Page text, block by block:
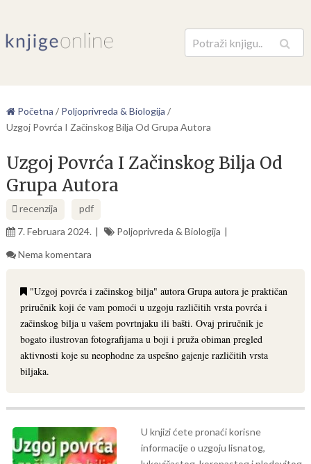
Pretraga
Početna / Poljoprivreda & Biologija /
Uzgoj Povrća I Začinskog Bilja Od Grupa Autora
Uzgoj Povrća I Začinskog Bilja Od
Grupa Autora
recenzija
pdf
7. Februara 2024.
Poljoprivreda & Biologija
Nema komentara
"Uzgoj povrća i začinskog bilja" autora Grupa autora je praktičan
priručnik koji će vam pomoći u uzgoju različitih vrsta povrća i
začinskog bilja u vašem povrtnjaku ili bašti. Ovaj priručnik je
bogato ilustrovan fotografijama u boji i pruža obiman pregled
aktivnosti koje su neophodne za uspešno gajenje različitih vrsta
biljaka.
U knjizi ćete pronaći korisne
informacije o uzgoju lisnatog,